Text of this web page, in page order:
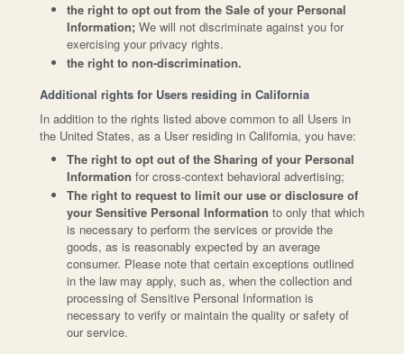
the right to opt out from the Sale of your Personal
Information; We will not discriminate against you for
exercising your privacy rights.
the right to non-discrimination.
Additional rights for Users residing in California
In addition to the rights listed above common to all Users in
the United States, as a User residing in California, you have:
The right to opt out of the Sharing of your Personal
Information for cross-context behavioral advertising;
The right to request to limit our use or disclosure of
your Sensitive Personal Information to only that which
is necessary to perform the services or provide the
goods, as is reasonably expected by an average
consumer. Please note that certain exceptions outlined
in the law may apply, such as, when the collection and
processing of Sensitive Personal Information is
necessary to verify or maintain the quality or safety of
our service.